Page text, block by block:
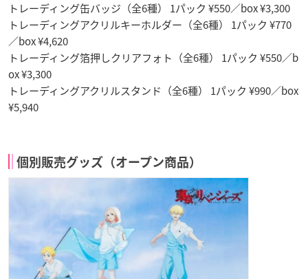
トレーディング缶バッジ（全6種） 1パック ¥550／box ¥3,300
トレーディングアクリルキーホルダー（全6種） 1パック ¥770
／box ¥4,620
トレーディング箔押しクリアフォト（全6種） 1パック ¥550／b
ox ¥3,300
トレーディングアクリルスタンド（全6種） 1パック ¥990／box
¥5,940
個別販売グッズ（オープン商品）